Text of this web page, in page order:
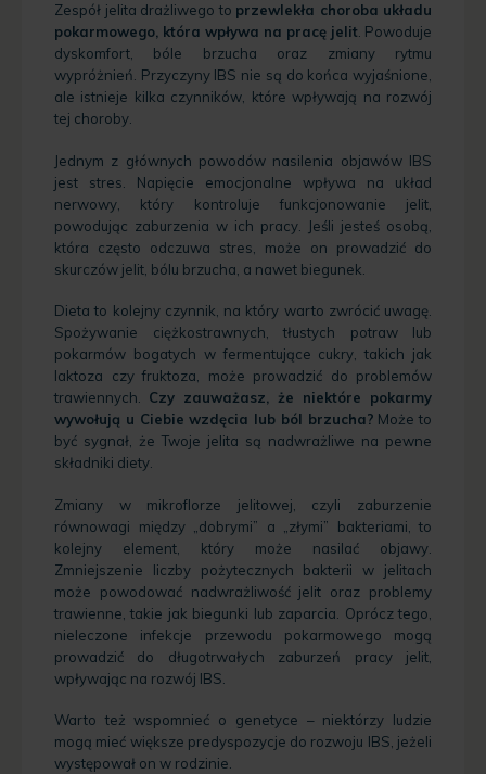
Zespół jelita drażliwego to przewlekła choroba układu
pokarmowego, która wpływa na pracę jelit. Powoduje
dyskomfort, bóle brzucha oraz zmiany rytmu
wypróżnień. Przyczyny IBS nie są do końca wyjaśnione,
ale istnieje kilka czynników, które wpływają na rozwój
tej choroby.
Jednym z głównych powodów nasilenia objawów IBS
jest stres. Napięcie emocjonalne wpływa na układ
nerwowy, który kontroluje funkcjonowanie jelit,
powodując zaburzenia w ich pracy. Jeśli jesteś osobą,
która często odczuwa stres, może on prowadzić do
skurczów jelit, bólu brzucha, a nawet biegunek.
Dieta to kolejny czynnik, na który warto zwrócić uwagę.
Spożywanie ciężkostrawnych, tłustych potraw lub
pokarmów bogatych w fermentujące cukry, takich jak
laktoza czy fruktoza, może prowadzić do problemów
trawiennych. Czy zauważasz, że niektóre pokarmy
wywołują u Ciebie wzdęcia lub ból brzucha? Może to
być sygnał, że Twoje jelita są nadwrażliwe na pewne
składniki diety.
Zmiany w mikroflorze jelitowej, czyli zaburzenie
równowagi między „dobrymi” a „złymi” bakteriami, to
kolejny element, który może nasilać objawy.
Zmniejszenie liczby pożytecznych bakterii w jelitach
może powodować nadwrażliwość jelit oraz problemy
trawienne, takie jak biegunki lub zaparcia. Oprócz tego,
nieleczone infekcje przewodu pokarmowego mogą
prowadzić do długotrwałych zaburzeń pracy jelit,
wpływając na rozwój IBS.
Warto też wspomnieć o genetyce – niektórzy ludzie
mogą mieć większe predyspozycje do rozwoju IBS, jeżeli
występował on w rodzinie.